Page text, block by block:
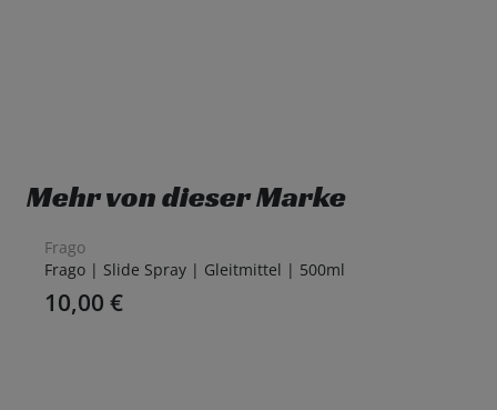
Mehr von dieser Marke
Frago
Frago | Slide Spray | Gleitmittel | 500ml
10,00 €